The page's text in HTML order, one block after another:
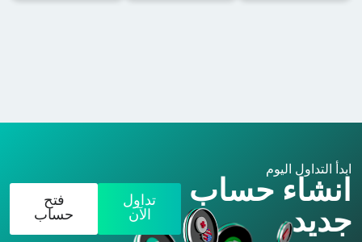
التداول اليوم
حساب
تداول
الآن
فتح
حساب